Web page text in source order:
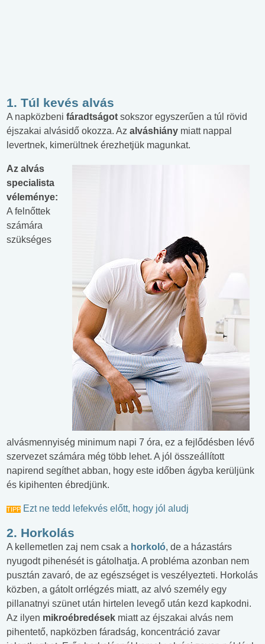
1. Túl kevés alvás
A napközbeni fáradtságot sokszor egyszerűen a túl rövid
éjszakai alvásidő okozza. Az alváshiány miatt nappal
levertnek, kimerültnek érezhetjük magunkat.
Az alvás
specialista
véleménye:
A felnőttek
számára
szükséges
alvásmennyiség minimum napi 7 óra, ez a fejlődésben lévő
szervezet számára még több lehet. A jól összeállított
napirend segíthet abban, hogy este időben ágyba kerüljünk
és kipihenten ébredjünk.
TIPP Ezt ne tedd lefekvés előtt, hogy jól aludj
2. Horkolás
A kellemetlen zaj nem csak a horkoló, de a házastárs
nyugodt pihenését is gátolhatja. A probléma azonban nem
pusztán zavaró, de az egészséget is veszélyezteti. Horkolás
közben, a gátolt orrlégzés miatt, az alvó személy egy
pillanatnyi szünet után hirtelen levegő után kezd kapkodni.
Az ilyen mikroébredések miatt az éjszakai alvás nem
pihentető, napközben fáradság, koncentráció zavar